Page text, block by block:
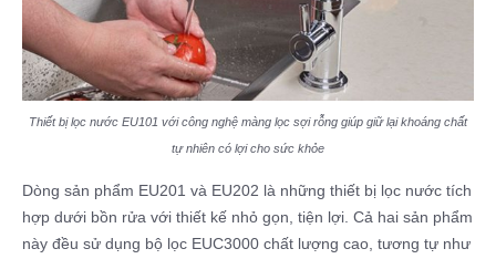
Thiết bị lọc nước EU101 với công nghệ màng lọc sợi rỗng giúp giữ lại khoáng chất
tự nhiên có lợi cho sức khỏe
Dòng sản phẩm EU201 và EU202 là những thiết bị lọc nước tích
hợp dưới bồn rửa với thiết kế nhỏ gọn, tiện lợi. Cả hai sản phẩm
này đều sử dụng bộ lọc EUC3000 chất lượng cao, tương tự như